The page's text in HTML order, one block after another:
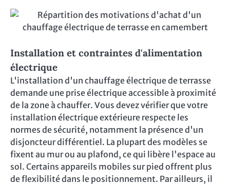
Installation et contraintes d'alimentation
électrique
L'installation d'un chauffage électrique de terrasse
demande une prise électrique accessible à proximité
de la zone à chauffer. Vous devez vérifier que votre
installation électrique extérieure respecte les
normes de sécurité, notamment la présence d'un
disjoncteur différentiel. La plupart des modèles se
fixent au mur ou au plafond, ce qui libère l'espace au
sol. Certains appareils mobiles sur pied offrent plus
de flexibilité dans le positionnement. Par ailleurs, il